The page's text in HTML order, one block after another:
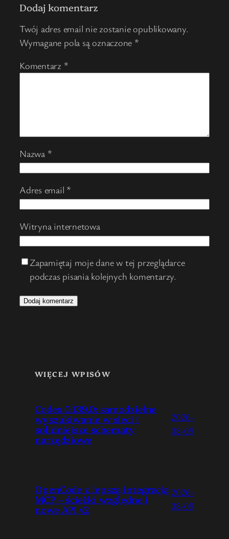
Dodaj komentarz
Twój adres email nie zostanie opublikowany.
Wymagane pola są oznaczone *
Komentarz *
Nazwa *
Adres email *
Witryna internetowa
Zapamiętaj moje dane w tej przeglądarce
podczas pisania kolejnych komentarzy.
WIĘCEJ WPISÓW
Codex 0.139.0: samodzielne
wyszukiwanie w sieci i
solidniejsze schematy
narzędziowe
2026-
08-09
OpenCode z lepszą integracją
MCP – ścieżki względne i
nowe API v2
2026-
08-09